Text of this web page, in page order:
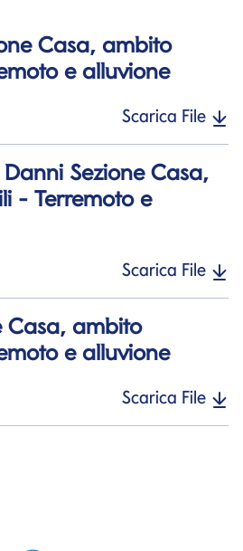
Casa, ambito
e alluvione
Scarica File
Sezione Casa,
- Terremoto e
Scarica File
Casa, ambito
e alluvione
Scarica File